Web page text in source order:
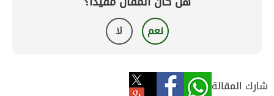
نعم لا
شارك المقالة